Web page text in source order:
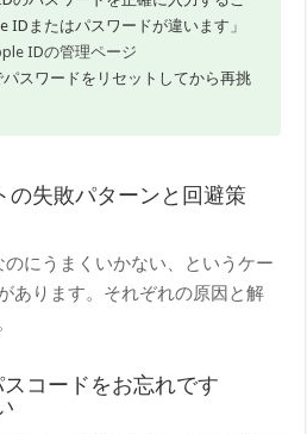
IDまたはパスワードが違います」
IDの管理ページ
パスワードをリセットしてから再挑
の失敗パターンと回避策
にうまくいかない、というケー
あります。それぞれの原因と解
コードをお忘れです